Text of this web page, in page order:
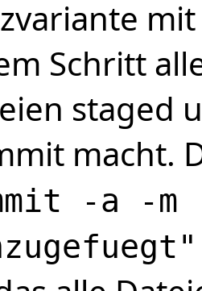
Schritt
staged
macht.
-a -